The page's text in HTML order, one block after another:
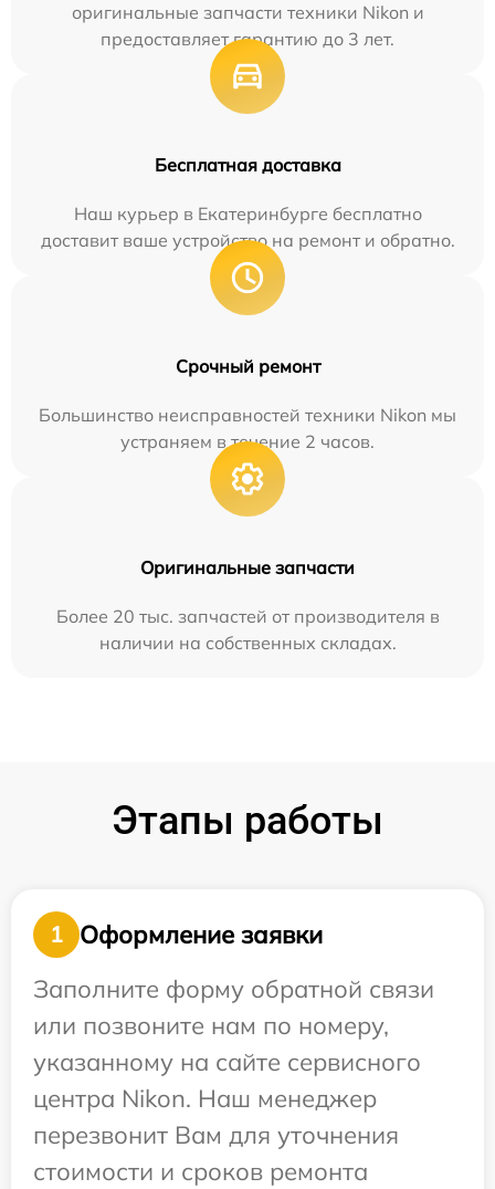
оригинальные запчасти техники Nikon и
предоставляет гарантию до 3 лет.
Бесплатная доставка
Наш курьер в Екатеринбурге бесплатно
доставит ваше устройство на ремонт и обратно.
Срочный ремонт
Большинство неисправностей техники Nikon мы
устраняем в течение 2 часов.
Оригинальные запчасти
Более 20 тыс. запчастей от производителя в
наличии на собственных складах.
Этапы работы
1
Оформление заявки
Заполните форму обратной связи
или позвоните нам по номеру,
указанному на сайте сервисного
центра Nikon. Наш менеджер
перезвонит Вам для уточнения
стоимости и сроков ремонта